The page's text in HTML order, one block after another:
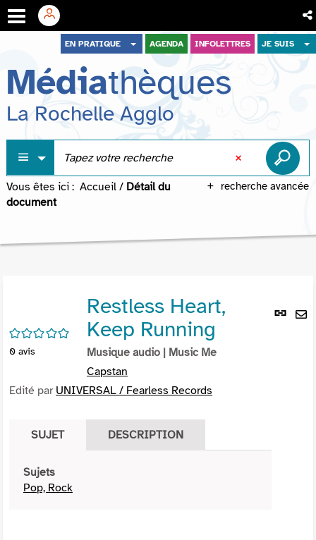
menu
contenu
recherche
EN PRATIQUE AGENDA INFOLETTRES JE SUIS
Médiathèques
La Rochelle Agglo
recherche avancée
Vous êtes ici : Accueil / Détail du
document
Lien
/5
0 avis
Restless Heart,
Keep Running
Musique audio | Music Me
Capstan
Edité par UNIVERSAL / Fearless Records
SUJET DESCRIPTION
Sujets
Pop, Rock